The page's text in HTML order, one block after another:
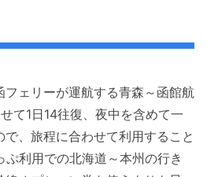
ェリーが運航する青森～函館航
て1日14往復、夜中を含めて一
、旅程に合わせて利用すること
ぷ利用での北海道～本州の行き